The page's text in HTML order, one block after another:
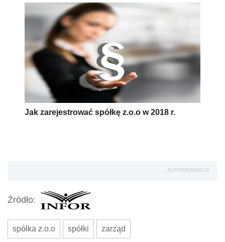
Jak zarejestrować spółkę z.o.o w 2018 r.
AUTOPROMOCJA
Źródło:
spółka z.o.o spółki zarząd